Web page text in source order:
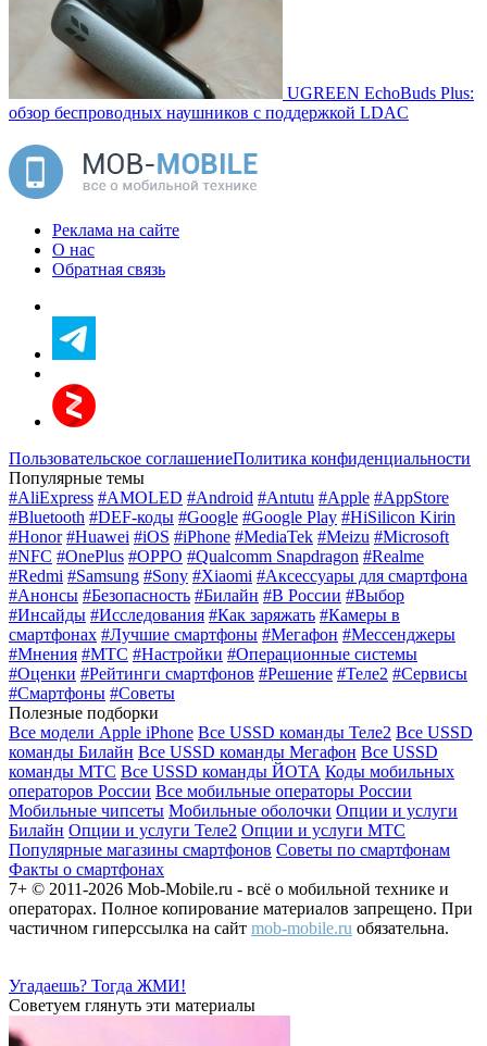
UGREEN EchoBuds Plus:
обзор беспроводных наушников с поддержкой LDAC
Реклама на сайте
О нас
Обратная связь
Пользовательское соглашениеПолитика конфиденциальности
Популярные темы
#AliExpress #AMOLED #Android #Antutu #Apple #AppStore
#Bluetooth #DEF-коды #Google #Google Play #HiSilicon Kirin
#Honor #Huawei #iOS #iPhone #MediaTek #Meizu #Microsoft
#NFC #OnePlus #OPPO #Qualcomm Snapdragon #Realme
#Redmi #Samsung #Sony #Xiaomi #Аксессуары для смартфона
#Анонсы #Безопасность #Билайн #В России #Выбор
#Инсайды #Исследования #Как заряжать #Камеры в
смартфонах #Лучшие смартфоны #Мегафон #Мессенджеры
#Мнения #МТС #Настройки #Операционные системы
#Оценки #Рейтинги смартфонов #Решение #Теле2 #Сервисы
#Смартфоны #Советы
Полезные подборки
Все модели Apple iPhone Все USSD команды Теле2 Все USSD
команды Билайн Все USSD команды Мегафон Все USSD
команды МТС Все USSD команды ЙОТА Коды мобильных
операторов России Все мобильные операторы России
Мобильные чипсеты Мобильные оболочки Опции и услуги
Билайн Опции и услуги Теле2 Опции и услуги МТС
Популярные магазины смартфонов Советы по смартфонам
Факты о смартфонах
7+ © 2011-2026 Mob-Mobile.ru - всё о мобильной технике и
операторах. Полное копирование материалов запрещено. При
частичном гиперссылка на сайт mob-mobile.ru обязательна.
Угадаешь? Тогда ЖМИ!
Советуем глянуть эти материалы